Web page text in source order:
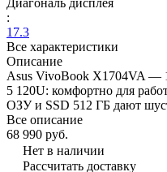
:
17.3
Все характеристики
Описание
Asus VivoBook X1704VA —
5 120U: комфортно для
ОЗУ и SSD 512 ГБ дают
Все описание
68 990 руб.
Нет в наличии
Рассчитать доставку